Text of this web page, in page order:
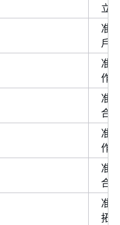
立
准
戶
准
作
准
合
准
作
准
合
准
拓